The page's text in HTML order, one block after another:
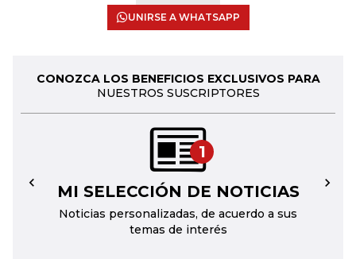
UNIRSE A WHATSAPP
CONOZCA LOS BENEFICIOS EXCLUSIVOS PARA
NUESTROS SUSCRIPTORES
1
MI SELECCIÓN DE NOTICIAS
Noticias personalizadas, de acuerdo a sus
temas de interés
← →